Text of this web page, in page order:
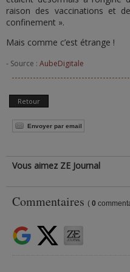
raison des vaccinations et
confinement ».
Mais comme c’est étrange !
- Source : AubeDigitale
Retour
Envoyer par email
Vous aimez ZE Journal
Commentaires ( 0